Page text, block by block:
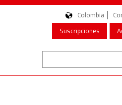
Colombia
Suscripciones